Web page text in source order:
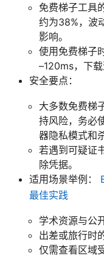
免费梯子工具
约为38%，波
影响。
使用免费梯子
–120ms，下
安全要点：
大多数免费梯
持风险，务必
器隐私模式和
若遇到可疑证
除凭据。
适用场景举例：
最佳实践
学术资源与公
出差或旅行时
仅需查看区域